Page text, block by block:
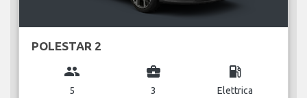
POLESTAR 2
group
5
business_center
3
local_gas_station
Elettrica